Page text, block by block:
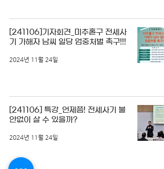
[241106]기자회견_미추홀구 전세사
기 가해자 남씨 일당 엄중처벌 촉구!!!
2024년 11월 24일
[241106] 특강_언제쯤! 전세사기 불
안없이 살 수 있을까?
2024년 11월 24일